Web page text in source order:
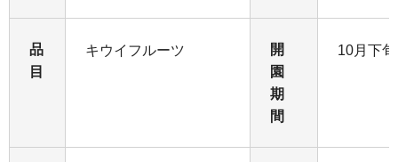
品
目
キウイフルーツ
開
園
期
間
10月下